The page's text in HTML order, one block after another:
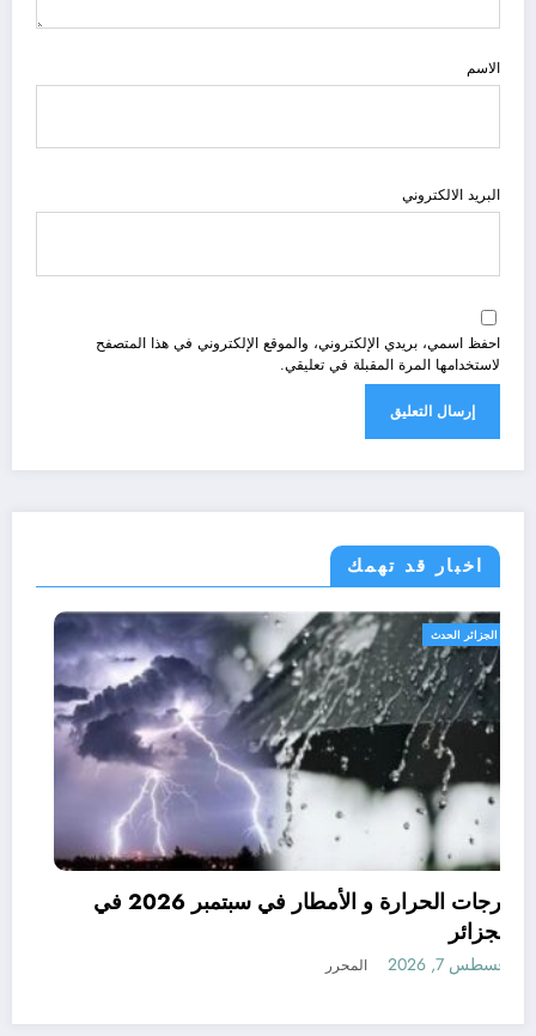
الاسم
البريد الالكتروني
احفظ اسمي، بريدي الإلكتروني، والموقع الإلكتروني في هذا المتصفح
لاستخدامها المرة المقبلة في تعليقي.
اخبار قد تهمك
الجزائر الحدث
الجزائر
أغسطس 7, 2026 المحرر